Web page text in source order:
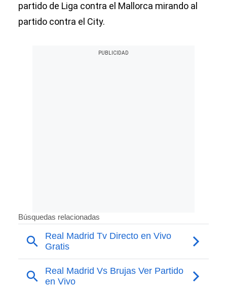
partido de Liga contra el Mallorca mirando al
partido contra el City.